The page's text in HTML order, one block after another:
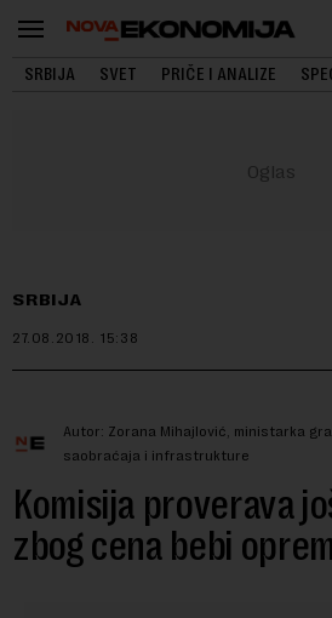
SRBIJA SVET PRIČE I ANALIZE
SRBIJA
27.08.2018. 15:38
Autor: Zorana Mihajlović, ministarka
saobraćaja i infrastrukture
Komisija proverava
zbog cena bebi